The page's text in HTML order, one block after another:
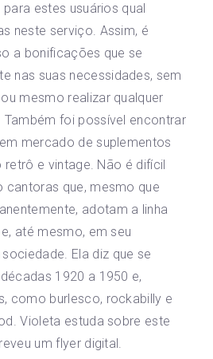
estes usuários qual
neste serviço. Assim, é
a bonificações que se
nas suas necessidades, sem
mesmo realizar qualquer
foi possível encontrar
mercado de suplementos
retrô e vintage. Não é difícil
cantoras que, mesmo que
adotam a linha
até mesmo, em seu
Ela diz que se
1920 a 1950 e,
como burlesco, rockabilly e
Violeta estuda sobre este
um flyer digital.